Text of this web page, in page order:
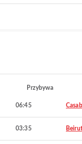
Przybywa
06:45
03:35 Beirut